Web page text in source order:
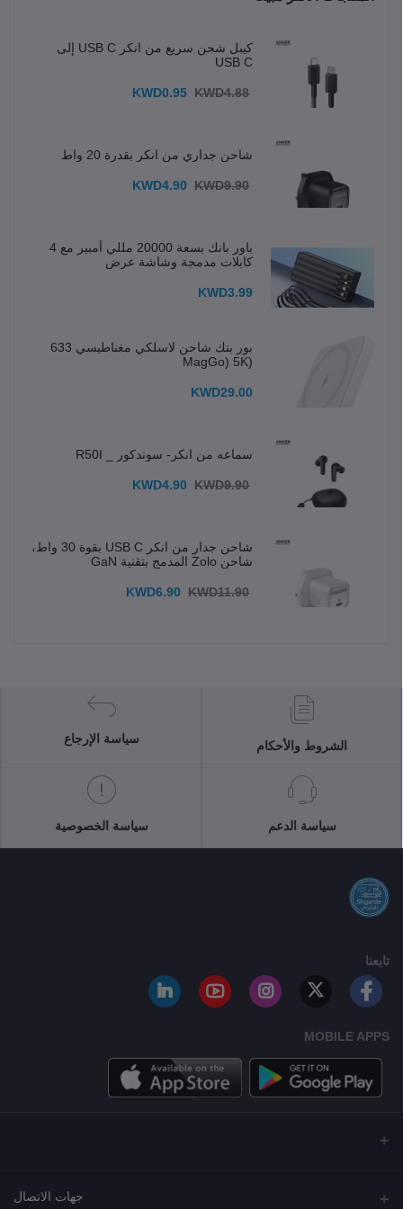
كيبل شحن سريع من انكر USB C إلى
USB C
KWD0.95 KWD4.88
شاحن جداري من انكر بقدرة 20 واط
KWD4.90 KWD9.90
باور بانك بسعة 20000 مللي أمبير مع 4
كابلات مدمجة وشاشة عرض
KWD3.99
بور بنك شاحن لاسلكي مغناطيسي 633
(MagGo) 5K
KWD29.00
سماعه من انكر- سوندكور _ R50I
KWD4.90 KWD9.90
شاحن جدار من انكر USB C بقوة 30 واط،
شاحن Zolo المدمج بتقنية GaN
KWD6.90 KWD11.90
الشروط والأحكام
سياسة الإرجاع
سياسة الدعم سياسة الخصوصية
تابعنا
MOBILE APPS
جهات الاتصال